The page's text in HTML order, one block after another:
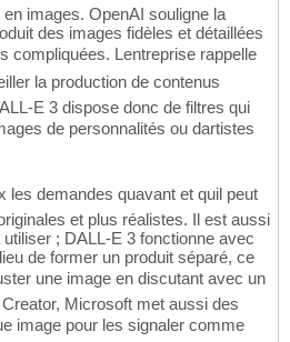
images. OpenAI souligne la
des images fidèles et détaillées
compliquées. Lentreprise rappelle
la production de contenus
E 3 dispose donc de filtres qui
de personnalités ou dartistes
demandes quavant et quil peut
et plus réalistes. Il est aussi
; DALL-E 3 fonctionne avec
de former un produit séparé, ce
une image en discutant avec un
Microsoft met aussi des
image pour les signaler comme